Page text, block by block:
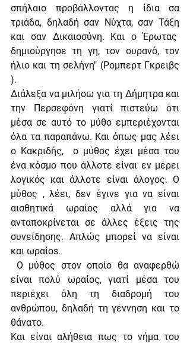
σπήλαιο προβάλλοντας η ίδια σα
τριάδα, δηλαδή σαν Νύχτα, σαν Τάξη
και σαν Δικαιοσύνη. Και ο Έρωτας
δημιούργησε τη γη, τον ουρανό, τον
ήλιο και τη σελήνη" (Ρομπερτ Γκρειβς
).
Διάλεξα να μιλήσω για τη Δήμητρα και
την Περσεφόνη γιατί πιστεύω ότι
μέσα σε αυτό το μύθο εμπεριέχονται
όλα τα παραπάνω. Και όπως μας λέει
ο Κακριδής,  ο μύθος έχει μέσα του
ένα κόσμο που άλλοτε είναι εν μέρει
λογικός και άλλοτε είναι άλογος. Ο
μύθος , λέει, δεν έγινε για να είναι
αισθητικά ωραίος αλλά για να
ανταποκρίνεται σε άλλες έξεις της
συνείδησης. Απλώς μπορεί να είναι
και ωραίοs.
Ο μύθος στον οποίο θα αναφερθώ
είναι πολύ ωραίος, γιατί μέσα του
περιέχει όλη τη διαδρομή του
ανθρώπου, δηλαδή τη γέννηση και το
θάνατο.
Και είναι αλήθεια πως το νήμα του